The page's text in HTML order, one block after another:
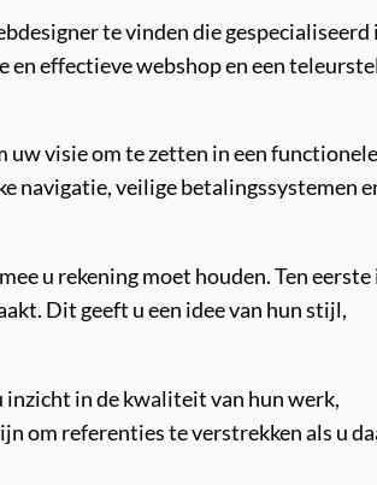
te vinden die gespecialiseerd
en effectieve webshop en een
visie om te zetten in een
navigatie, veilige betalingssystemen
u rekening moet houden. Ten eerste
Dit geeft u een idee van hun stijl,
inzicht in de kwaliteit van hun werk,
om referenties te verstrekken als u